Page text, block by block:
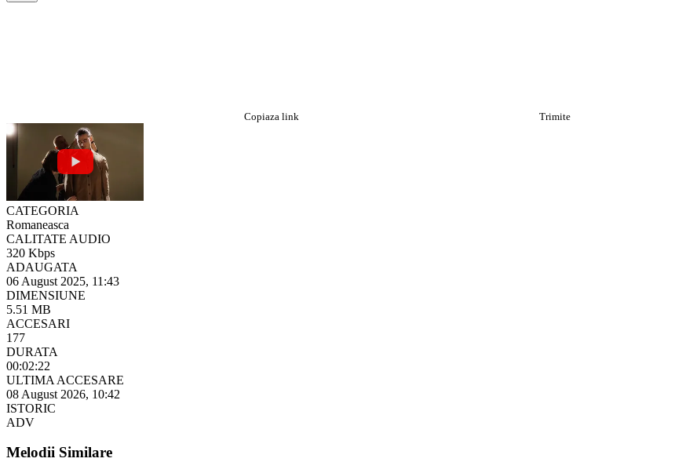
Copiaza link Trimite
CATEGORIA
Romaneasca
CALITATE AUDIO
320 Kbps
ADAUGATA
06 August 2025, 11:43
DIMENSIUNE
5.51 MB
ACCESARI
177
DURATA
00:02:22
ULTIMA ACCESARE
08 August 2026, 10:42
ISTORIC
ADV
Melodii Similare